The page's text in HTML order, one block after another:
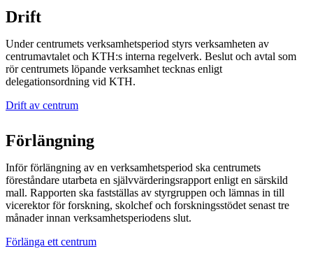
Drift
Under centrumets verksamhetsperiod styrs verksamheten av
centrumavtalet och KTH:s interna regelverk. Beslut och avtal som
rör centrumets löpande verksamhet tecknas enligt
delegationsordning vid KTH.
Drift av centrum
Förlängning
Inför förlängning av en verksamhetsperiod ska centrumets
föreståndare utarbeta en självvärderingsrapport enligt en särskild
mall. Rapporten ska fastställas av styrgruppen och lämnas in till
vicerektor för forskning, skolchef och forskningsstödet senast tre
månader innan verksamhetsperiodens slut.
Förlänga ett centrum